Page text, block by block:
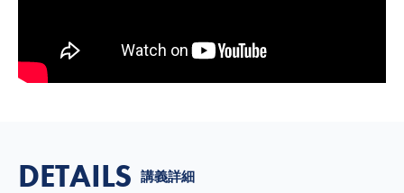
DETAILS 講義詳細